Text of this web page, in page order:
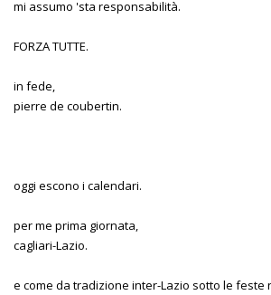
mi assumo 'sta responsabilità.
FORZA TUTTE.
in fede,
pierre de coubertin.
oggi escono i calendari.
per me prima giornata,
cagliari-Lazio.
e come da tradizione inter-Lazio sotto le feste